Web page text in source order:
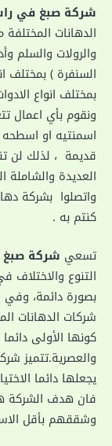
شركة صبغ في
الدهانات
والرولات والسلم
السنفرة ) بمختلف
بمختلف انواع
ونقوم بأي اعمال
اسمنتيه او
قديمة ، لذلك لن
العديدة والشاملة
واتصلوا بشركة
كنتم به .
تسعي شركة
التنوع والاختلاف
بصورة دائمة، وفي
شركات الدهانات
كونها الأولى
والعصرية.تتميز
يجعلها دائما
فان هدف الشركة
وشققهم بأقل